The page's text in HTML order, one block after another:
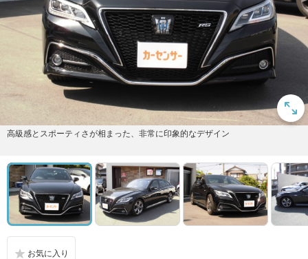
高級感とスポーティさが相まった、非常に印象的なデザイン